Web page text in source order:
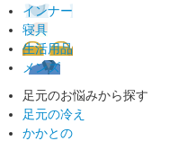
インナー
寝具
生活用品
メンズ
足元のお悩みから探す
足元の冷え
かかとの